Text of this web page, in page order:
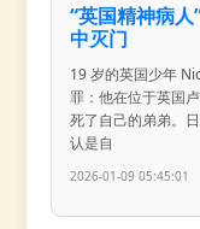
“英国精神病
中灭门
19 岁的英国少年
罪：他在位于英国
死了自己的弟弟。
认是自
2026-01-09 05:45:01